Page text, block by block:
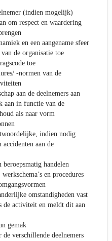
(indien mogelijk)
om respect en waardering
en een aangename sfeer
de organisatie toe
toe
-normen van de
aan de deelnemers aan
aan in functie van de
als naar vorm
indien nodig
aan de
handelen
en procedures
omstandigheden vast
de activiteit en meldt dit aan
gemak
de verschillende deelnemers